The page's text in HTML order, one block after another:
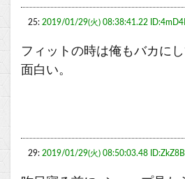
25: 2019/01/29(火) 08:38:41.22
フィットの時は俺もバカに
面白い。
29: 2019/01/29(火) 08:50:03.48